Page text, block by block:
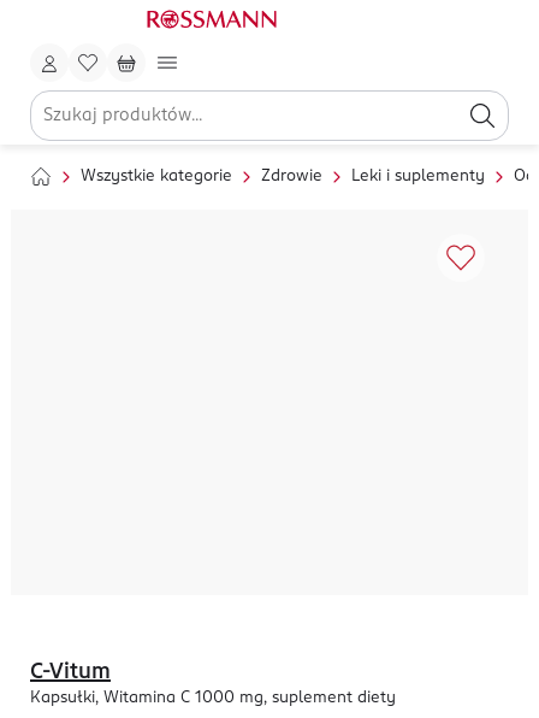
Wszystkie kategorie Zdrowie Leki i suplementy
C-Vitum
Kapsułki, Witamina C 1000 mg, suplement diety